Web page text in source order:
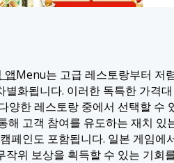
앱Menu는 고급 레스토랑부터 저
화됩니다. 이러한 독특한 가격
양한 레스토랑 중에서 선택할 수
고객 참여를 유도하는 재치 있
페인도 포함됩니다. 일본 게임에
위 보상을 획득할 수 있는 기회